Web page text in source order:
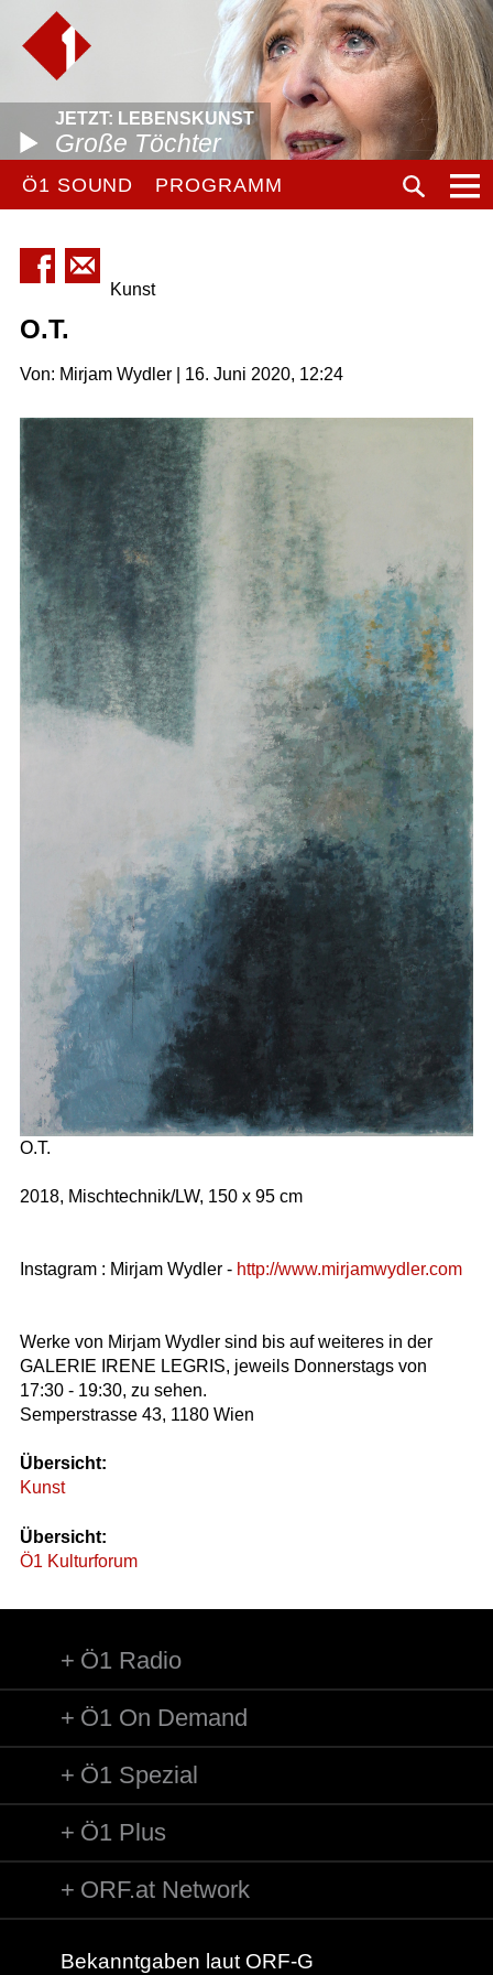
JETZT: LEBENSKUNST
Große Töchter
Ö1 SOUND PROGRAMM
Kunst
O.T.
Von: Mirjam Wydler | 16. Juni 2020, 12:24
O.T.
2018, Mischtechnik/LW, 150 x 95 cm
Instagram : Mirjam Wydler - http://www.mirjamwydler.com
Werke von Mirjam Wydler sind bis auf weiteres in der
GALERIE IRENE LEGRIS, jeweils Donnerstags von
17:30 - 19:30, zu sehen.
Semperstrasse 43, 1180 Wien
Übersicht:
Kunst
Übersicht:
Ö1 Kulturforum
Ö1 Radio
Ö1 On Demand
Ö1 Spezial
Ö1 Plus
ORF.at Network
Bekanntgaben laut ORF-G